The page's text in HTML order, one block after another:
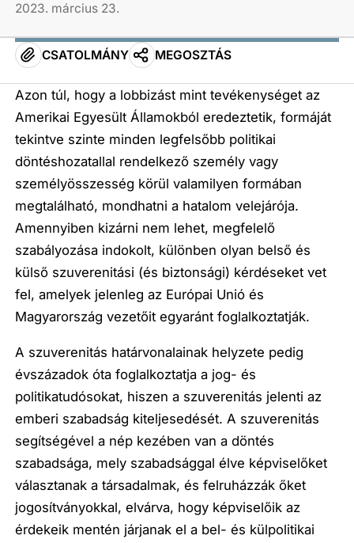
2023. március 23.
CSATOLMÁNY MEGOSZTÁS
Azon túl, hogy a lobbizást mint tevékenységet az
Amerikai Egyesült Államokból eredeztetik, formáját
tekintve szinte minden legfelsőbb politikai
döntéshozatallal rendelkező személy vagy
személyösszesség körül valamilyen formában
megtalálható, mondhatni a hatalom velejárója.
Amennyiben kizárni nem lehet, megfelelő
szabályozása indokolt, különben olyan belső és
külső szuverenitási (és biztonsági) kérdéseket vet
fel, amelyek jelenleg az Európai Unió és
Magyarország vezetőit egyaránt foglalkoztatják.
A szuverenitás határvonalainak helyzete pedig
évszázadok óta foglalkoztatja a jog- és
politikatudósokat, hiszen a szuverenitás jelenti az
emberi szabadság kiteljesedését. A szuverenitás
segítségével a nép kezében van a döntés
szabadsága, mely szabadsággal élve képviselőket
választanak a társadalmak, és felruházzák őket
jogosítványokkal, elvárva, hogy képviselőik az
érdekeik mentén járjanak el a bel- és külpolitikai